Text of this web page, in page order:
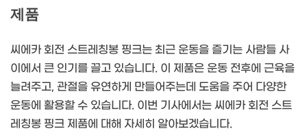
제품
씨에카 회전 스트레칭봉 핑크는 최근 운동을 즐기는 사람들 사
이에서 큰 인기를 끌고 있습니다. 이 제품은 운동 전후에 근육을
늘려주고, 관절을 유연하게 만들어주는데 도움을 주어 다양한
운동에 활용할 수 있습니다. 이번 기사에서는 씨에카 회전 스트
레칭봉 핑크 제품에 대해 자세히 알아보겠습니다.